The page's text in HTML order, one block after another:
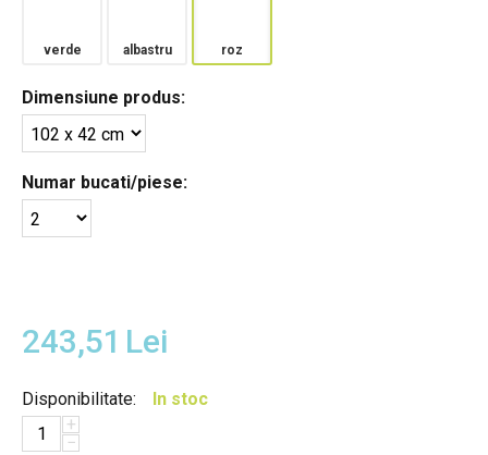
verde albastru roz
Dimensiune produs:
Numar bucati/piese:
243,51 Lei
Disponibilitate:
In stoc
+
−